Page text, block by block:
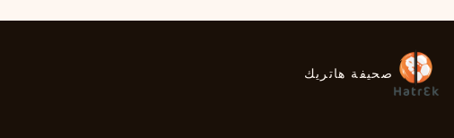
صحيفة هاتريك